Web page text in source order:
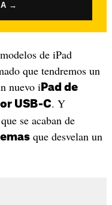
→
de iPad
que tendremos un
nuevo i Pad de
USB-C. Y
se acaban de
que desvelan un